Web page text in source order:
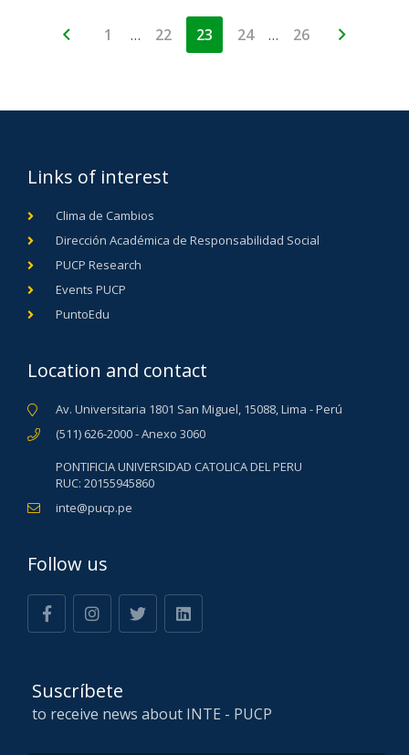
1 … 22 23 24 … 26
Links of interest
Clima de Cambios
Dirección Académica de Responsabilidad Social
PUCP Research
Events PUCP
PuntoEdu
Location and contact
Av. Universitaria 1801 San Miguel, 15088, Lima - Perú
(511) 626-2000 - Anexo 3060
PONTIFICIA UNIVERSIDAD CATOLICA DEL PERU
RUC: 20155945860
inte@pucp.pe
Follow us
Suscríbete
to receive news about INTE - PUCP